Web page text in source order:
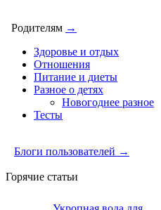
Родителям →
Здоровье и отдых
Отношения
Питание и диеты
Разное о детях
Новогоднее разное
Тесты
Блоги пользователей →
Горячие статьи